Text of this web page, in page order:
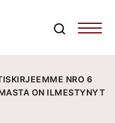
NRO 6
ON ILMESTYNYT